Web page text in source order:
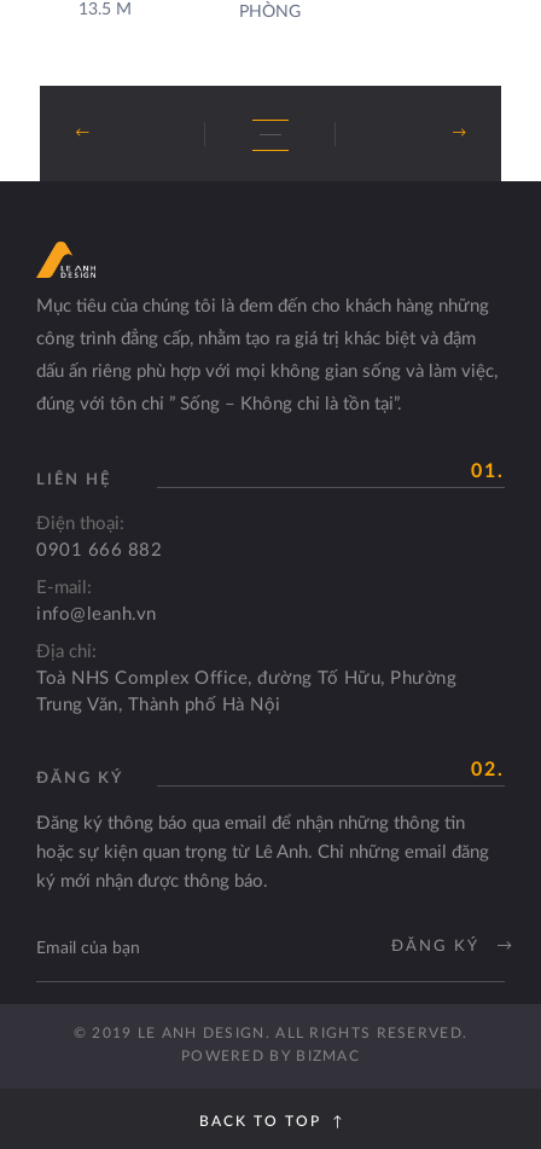
13.5 M
PHÒNG
Mục tiêu của chúng tôi là đem đến cho khách hàng những
công trình đẳng cấp, nhằm tạo ra giá trị khác biệt và đậm
dấu ấn riêng phù hợp với mọi không gian sống và làm việc,
đúng với tôn chỉ ” Sống – Không chỉ là tồn tại”.
01.
LIÊN HỆ
Điện thoại:
0901 666 882
E-mail:
info@leanh.vn
Địa chỉ:
Toà NHS Complex Office, đường Tố Hữu, Phường
Trung Văn, Thành phố Hà Nội
02.
ĐĂNG KÝ
Đăng ký thông báo qua email để nhận những thông tin
hoặc sự kiện quan trọng từ Lê Anh. Chỉ những email đăng
ký mới nhận được thông báo.
ĐĂNG KÝ
© 2019 LE ANH DESIGN. ALL RIGHTS RESERVED.
POWERED BY BIZMAC
BACK TO TOP